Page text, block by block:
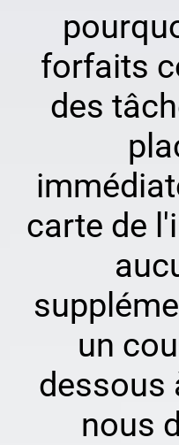
forfaits
des
carte de
un
dessous
nous